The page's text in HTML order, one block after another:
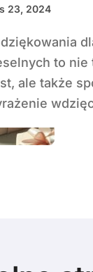
23, 2024
to nie
ale także